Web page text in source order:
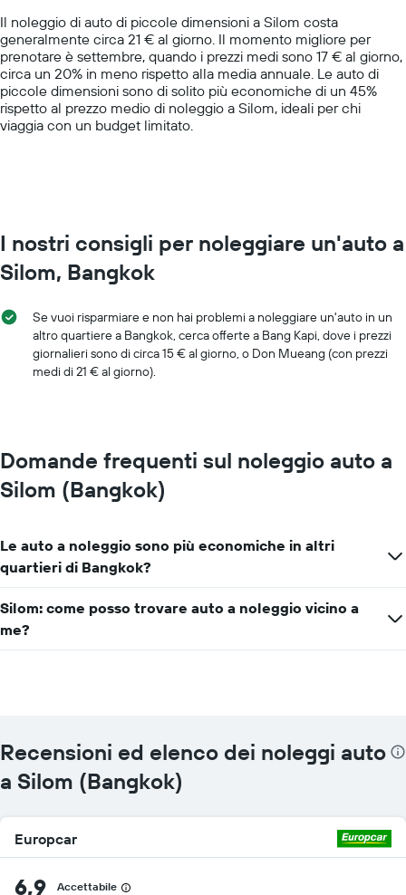
has
1
Y
axis
displaying
values.
Range:
Il noleggio di auto di piccole dimensioni a Silom costa
generalmente circa 21 € al giorno. Il momento migliore per
prenotare è settembre, quando i prezzi medi sono 17 € al giorno,
circa un 20% in meno rispetto alla media annuale. Le auto di
piccole dimensioni sono di solito più economiche di un 45%
rispetto al prezzo medio di noleggio a Silom, ideali per chi
viaggia con un budget limitato.
I nostri consigli per noleggiare un'auto a
Silom, Bangkok
Se vuoi risparmiare e non hai problemi a noleggiare un'auto in un
altro quartiere a Bangkok, cerca offerte a Bang Kapi, dove i prezzi
giornalieri sono di circa 15 € al giorno, o Don Mueang (con prezzi
medi di 21 € al giorno).
Domande frequenti sul noleggio auto a
Silom (Bangkok)
Le auto a noleggio sono più economiche in altri
quartieri di Bangkok?
Silom: come posso trovare auto a noleggio vicino a
me?
Recensioni ed elenco dei noleggi auto
a Silom (Bangkok)
Europcar
6,9 Accettabile